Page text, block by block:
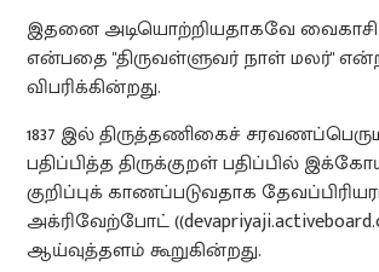
இதனை அடியொற்றியதாகவே
என்பதை "திருவள்ளுவர் நாள் மலர்"
விபரிக்கின்றது.
1837 இல் திருத்தணிகைச்
பதிப்பித்த திருக்குறள் பதிப்பில்
குறிப்புக் காணப்படுவதாக
அக்ரிவேற்போட்
ஆய்வுத்தளம் கூறுகின்றது.